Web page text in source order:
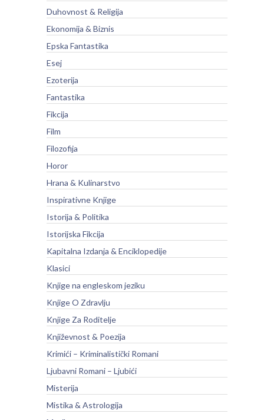
Duhovnost & Religija
Ekonomija & Biznis
Epska Fantastika
Esej
Ezoterija
Fantastika
Fikcija
Film
Filozofija
Horor
Hrana & Kulinarstvo
Inspirativne Knjige
Istorija & Politika
Istorijska Fikcija
Kapitalna Izdanja & Enciklopedije
Klasici
Knjige na engleskom jeziku
Knjige O Zdravlju
Knjige Za Roditelje
Književnost & Poezija
Krimići – Kriminalistički Romani
Ljubavni Romani – Ljubići
Misterija
Mistika & Astrologija